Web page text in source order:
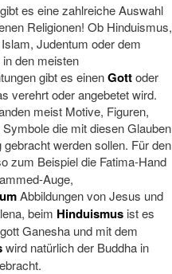
es eine zahlreiche Auswahl
Religionen! Ob Hinduismus,
Judentum oder dem
den meisten
gibt es einenGottoder
verehrt oder angebetet wird.
meist Motive, Figuren,
die mit diesen Glauben
gebracht werden sollen. Für den
zum Beispiel die Fatima-Hand
Auge,
Abbildungen von Jesus und
beim Hinduismus ist es
Ganesha und mit dem
wird natürlich der Buddha in